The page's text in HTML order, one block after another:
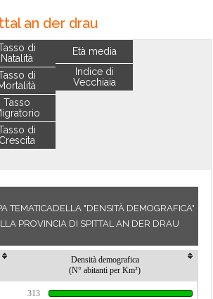
an der drau
di
Natalità
di
Tasso
di
Crescita
Età media
Indice di
Vecchiaia
TEMATICADELLA "DENSITÀ DEMOGRAFICA"
PROVINCIA DI SPITTAL AN DER DRAU
Densità demografica
(N° abitanti per Km²)
313